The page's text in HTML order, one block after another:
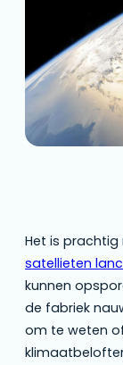
over hun
met
Het is prachtig
satellieten
kunnen
de fabriek
om te weten